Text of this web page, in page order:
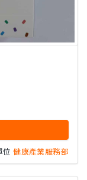
位 健康產業服務部